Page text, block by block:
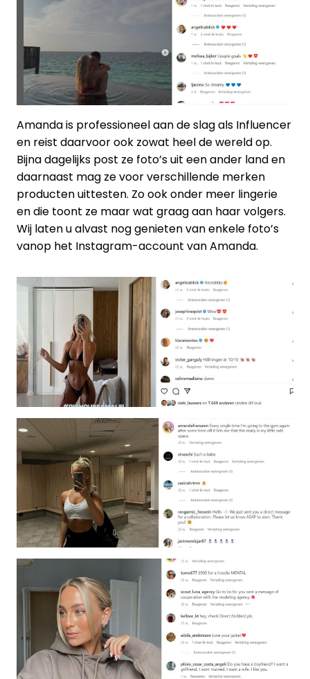
Amanda is professioneel aan de slag als Influencer
en reist daarvoor ook zowat heel de wereld op.
Bijna dagelijks post ze foto’s uit een ander land en
daarnaast mag ze voor verschillende merken
producten uittesten. Zo ook onder meer lingerie
en die toont ze maar wat graag aan haar volgers.
Wij laten u alvast nog genieten van enkele foto’s
vanop het Instagram-account van Amanda.